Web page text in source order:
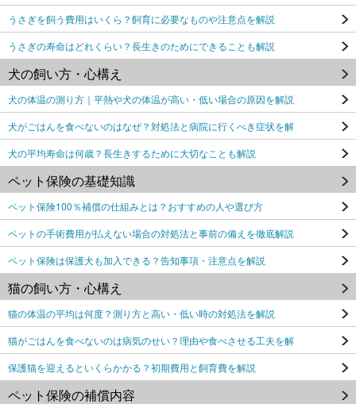
うさぎを飼う費用はいくら？飼育に必要なものや注意点を解説
うさぎの寿命はどれくらい？長生きのためにできることも解説
犬の飼い方・心構え
犬の体温の測り方｜平熱や犬の体温が高い・低い場合の原因を解説
犬がごはんを食べないのはなぜ？対処法と病院に行くべき症状を解
犬の平均寿命は何歳？長生きするために大切なことも解説
ペット保険の基礎知識
ペット保険100％補償の仕組みとは？おすすめの人や選び方
ペットの手術費用が払えない場合の対処法と事前の備えを徹底解説
ペット保険は保護犬も加入できる？告知事項・注意点を解説
猫の飼い方・心構え
猫の体温の平均は何度？測り方と高い・低い時の対処法を解説
猫がごはんを食べないのは病気のせい？理由や食べさせる工夫を解
保護猫を迎えるといくらかかる？初期費用と飼育費を解説
ペット保険の補償内容